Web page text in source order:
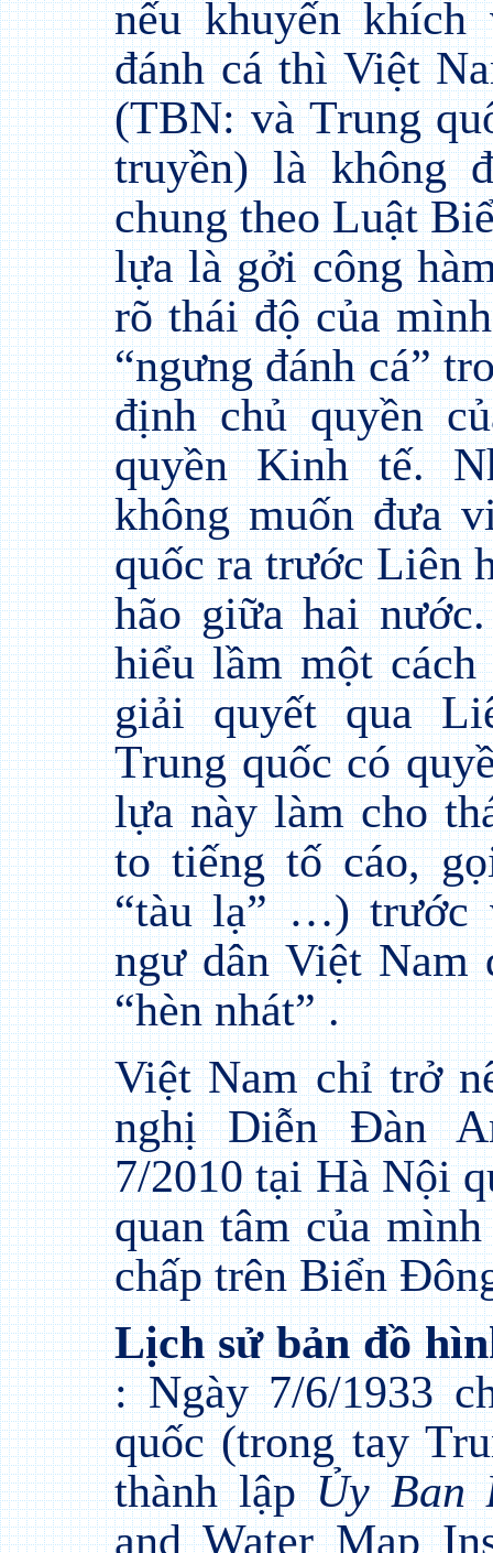
nếu khuyến
đánh cá thì Việt
(TBN: và Trung
truyền) là không
chung theo Luật
lựa là gởi công
rõ thái độ của
“ngưng đánh cá”
định chủ quyền
quyền Kinh tế.
không muốn đưa
quốc ra trước Liên
hão giữa hai
hiểu lầm một
giải quyết qua
Trung quốc có
lựa này làm cho
to tiếng tố cáo,
“tàu lạ” …) trước
ngư dân Việt Nam
“hèn nhát” .
Việt Nam chỉ trở
nghịDiễn Đàn
7/2010 tại Hà Nội
quan tâm của
chấp trên Biển
Lịch sử bản đồ
: Ngày 7/6/1933
quốc (trong tay
thành lậpỦy Ban
and Water Map